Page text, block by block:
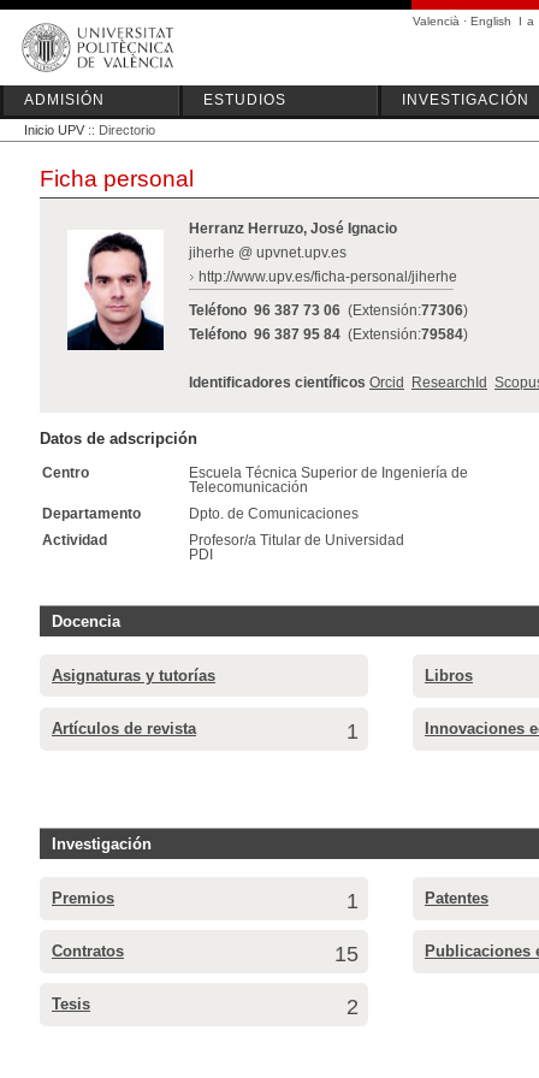
Valencià · English I a
ADMISIÓN ESTUDIOS INVESTIGACIÓN
Inicio UPV :: Directorio
Ficha personal
Herranz Herruzo, José Ignacio
jiherhe @ upvnet.upv.es
http://www.upv.es/ficha-personal/jiherhe
Teléfono 96 387 73 06 (Extensión:77306)
Teléfono 96 387 95 84 (Extensión:79584)
Identificadores científicos Orcid ResearchId
Datos de adscripción
Centro
Escuela Técnica Superior de Ingeniería de
Telecomunicación
Departamento
Dpto. de Comunicaciones
Actividad
Profesor/a Titular de Universidad
PDI
Docencia
Asignaturas y tutorías Libros
Artículos de revista 1 Innovaciones
Investigación
Premios 1 Patentes
Contratos 15 Publicaciones
Tesis 2